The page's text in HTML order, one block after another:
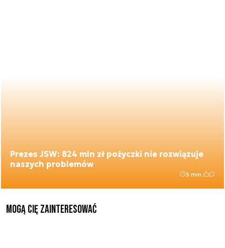
Prezes JSW: 824 mln zł pożyczki nie rozwiązuje
naszych problemów
3 min.
Mogą Cię zainteresować